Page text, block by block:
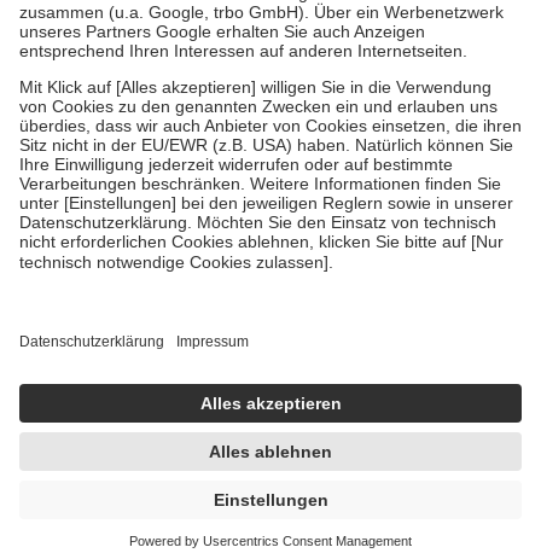
Verordnung.
Um das Engagement der Versicherten für ihre eigene Gesundheit zu
stärken und die besondere Stellung der Familie zu unterstützen,
fallenkeine Zuzahlungenan bei:
• Kindern und Jugendlichen bis zum vollendeten 18. Lebensjahr
mit Ausnahme der Fahrkosten
• Untersuchungen zur Vorsorge und Früherkennung, die von der
GKV getragen werden
• empfohlenen Schutzimpfungen
• Harn- und Blutteststreifen
getroffen, um sicherzustellen, dass es sich um echte Bewertungen
https://help.etrusted.com/hc/de/articles/4419944605341
Einige Bilder und Inhalte wurden unter Zuhilfenahme künstlicher